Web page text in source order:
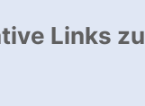
Links